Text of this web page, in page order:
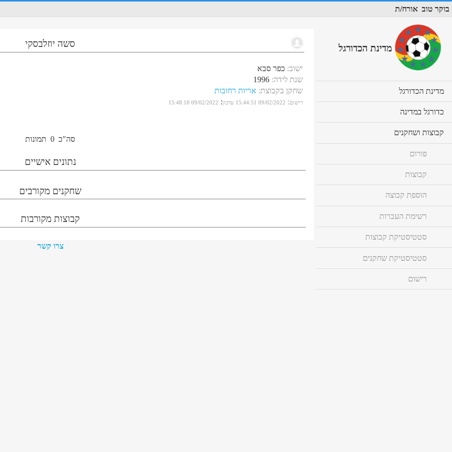
בוקר טוב אורח/ת
סשה יוזלבסקי
ישוב: כפר סבא
שנת לידה:
1996
שחקן בקבוצת: אריות רחובות
רישום:
09/02/2022 15:44:51 עדכון:
09/02/2022 15:48:18
סה"כ 0 תמונות
נתונים אישיים
שחקנים מקורבים
קבוצות מקורבות
צרו קשר
מדינת הכדורגל
מדינת הכדורגל
to
כדורגל במדינה
to
קבוצות ושחקנים
to
פורום
קבוצות
הוספת קבוצה
רשימת העברות
סטטיסטיקת קבוצות
סטטיסטיקת שחקנים
רישום